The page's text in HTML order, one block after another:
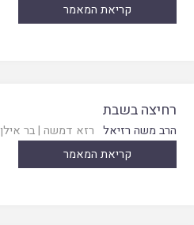
קריאת המאמר
רחיצה בשבת
הרב משה רזיאל רזא דמשה |בר אילן
קריאת המאמר